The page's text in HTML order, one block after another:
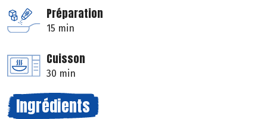
Préparation
15 min
Cuisson
30 min
Ingrédients